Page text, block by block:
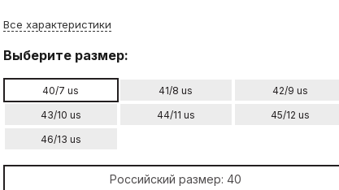
Все характеристики
Выберите размер:
40/7 us 41/8 us
42/9 us
43/10 us
44/11 us
45/12 us
46/13 us
Российский размер:40